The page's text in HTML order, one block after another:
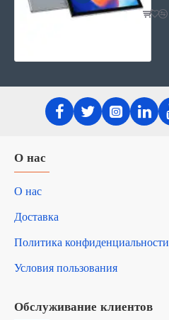
О нас
О нас
Доставка
Политика конфиденциальности
Условия пользования
Обслуживание клиентов